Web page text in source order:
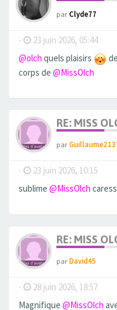
parClyde77
- 23 juin 2026, 05:44
@olch quels plaisirs
corps de @MissOlch
RE: MISS
par
- 23 juin 2026, 10:15
sublime @MissOlch
RE: MISS
parDavid45
- 28 juin 2026, 18:57
Magnifique @MissOlch